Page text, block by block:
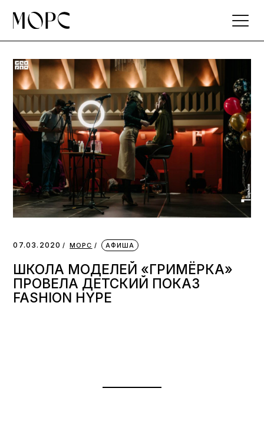
the
07.03.2020 МОРС АФИША
ШКОЛА МОДЕЛЕЙ «ГРИМЁРКА»
ПРОВЕЛА ДЕТСКИЙ ПОКАЗ
FASHION HYPE